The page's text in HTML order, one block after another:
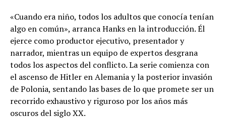
«Cuando era niño, todos los adultos que conocía tenían
algo en común», arranca Hanks en la introducción. Él
ejerce como productor ejecutivo, presentador y
narrador, mientras un equipo de expertos desgrana
todos los aspectos del conflicto. La serie comienza con
el ascenso de Hitler en Alemania y la posterior invasión
de Polonia, sentando las bases de lo que promete ser un
recorrido exhaustivo y riguroso por los años más
oscuros del siglo XX.